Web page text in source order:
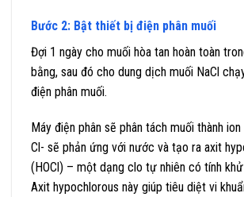
Bước 2: Bật thiết bị điện phân muối
Đợi 1 ngày cho muối hòa tan hoàn toàn
bằng, sau đó cho dung dịch muối NaCl
điện phân muối.
Máy điện phân sẽ phân tách muối thành
Cl- sẽ phản ứng với nước và tạo ra axit
(HOCl) – một dạng clo tự nhiên có tính
Axit hypochlorous này giúp tiêu diệt vi